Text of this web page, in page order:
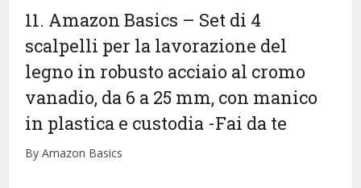
11. Amazon Basics – Set di 4
scalpelli per la lavorazione del
legno in robusto acciaio al cromo
vanadio, da 6 a 25 mm, con manico
in plastica e custodia -Fai da te
By Amazon Basics